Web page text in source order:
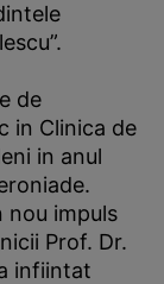
de
in Clinica de
in anul
nou impuls
Prof. Dr.
infiintat